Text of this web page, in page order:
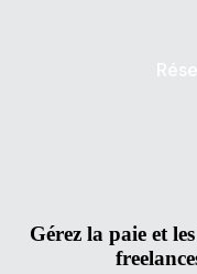
Gérez la paie et